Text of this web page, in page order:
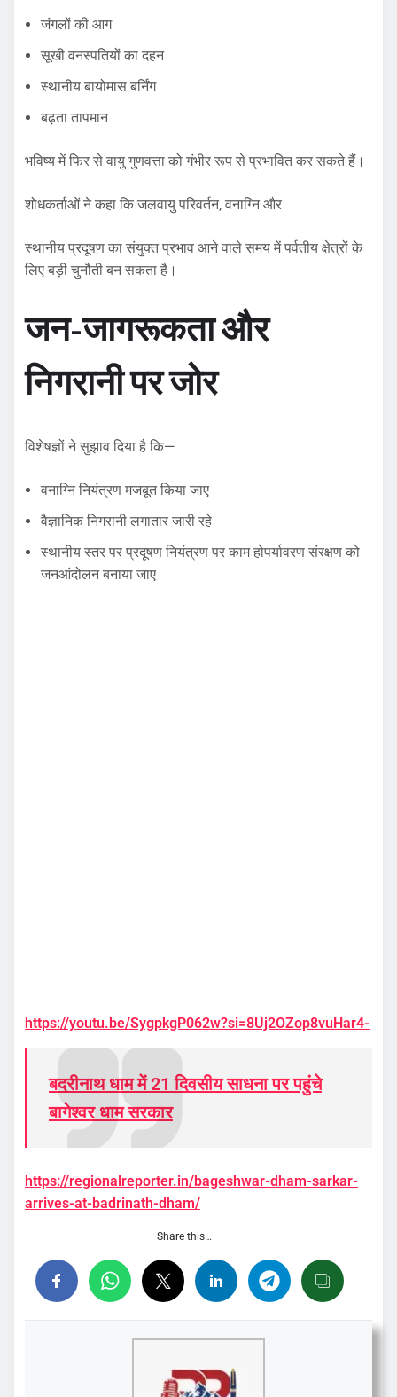
जंगलों की आग
सूखी वनस्पतियों का दहन
स्थानीय बायोमास बर्निंग
बढ़ता तापमान
भविष्य में फिर से वायु गुणवत्ता को गंभीर रूप से प्रभावित कर सकते हैं।
शोधकर्ताओं ने कहा कि जलवायु परिवर्तन, वनाग्नि और
स्थानीय प्रदूषण का संयुक्त प्रभाव आने वाले समय में पर्वतीय क्षेत्रों के
लिए बड़ी चुनौती बन सकता है।
जन-जागरूकता और
निगरानी पर जोर
विशेषज्ञों ने सुझाव दिया है कि—
वनाग्नि नियंत्रण मजबूत किया जाए
वैज्ञानिक निगरानी लगातार जारी रहे
स्थानीय स्तर पर प्रदूषण नियंत्रण पर काम होपर्यावरण संरक्षण को
जनआंदोलन बनाया जाए
https://youtu.be/SygpkgP062w?si=8Uj2OZop8vuHar4-
बदरीनाथ धाम में 21 दिवसीय साधना पर पहुंचे
बागेश्वर धाम सरकार
https://regionalreporter.in/bageshwar-dham-sarkar-
arrives-at-badrinath-dham/
Share this…